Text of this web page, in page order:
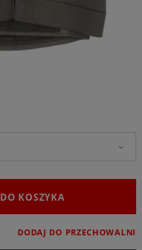
DO KOSZYKA
DODAJ DO PRZECHOWALNI